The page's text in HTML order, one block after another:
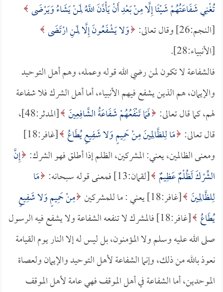
تُغْنِي شَفَاعَتُهُمْ شَيْئًا إِلَّا مِنْ بَعْدِ أَنْ يَأْذَنَ اللَّهُ لِمَنْ يَشَاءُ وَيَرْضَى
[النجم:26] وقال تعالى:
وَلا يَشْفَعُونَ إِلَّا لِمَنِ ارْتَضَى
[الأنبياء:28].
فالشفاعة لا تكون لمن رضي الله قوله وعمله، وهم أهل التوحيد
والإيمان، هم الذين يشفع فيهم الأنبياء، أما أهل الشرك فلا شفاعة
لهم، كما قال تعالى: فَمَا تَنْفَعُهُمْ شَفَاعَةُ الشَّافِعِينَ
[المدثر:48]،
قال تعالى: مَا لِلظَّالِمِينَ مِنْ حَمِيمٍ وَلا شَفِيعٍ يُطَاعُ
[غافر:18]
ومعنى الظالمين، يعني: المشركين، الظلم إذا أطلق فهو الشرك: إِنَّ
الشِّرْكَ لَظُلْمٌ عَظِيمٌ [لقمان:13] فمعنى قوله سبحانه:
مَا
لِلظَّالِمِينَ [غافر:18] يعني : ما للمشركين
مِنْ حَمِيمٍ وَلا شَفِيعٍ
يُطَاعُ
[غافر:18] فالمشرك لا تنفعه الشفاعة ولا يشفع فيه الرسول
صلى الله عليه وسلم ولا المؤمنون، بل ليس له إلا النار يوم القيامة
نعوذ بالله من ذلك، وإنما الشفاعة لأهل التوحيد والإيمان ولعصاة
الموحدين، أما الشفاعة في أهل الموقف فهي عامة لأهل الموقف